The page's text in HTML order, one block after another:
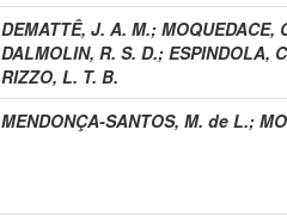
DEMATTÊ, J. A. M.; MOQUEDACE,
DALMOLIN, R. S. D.; ESPINDOLA,
RIZZO, L. T. B.
MENDONÇA-SANTOS, M. de L.;